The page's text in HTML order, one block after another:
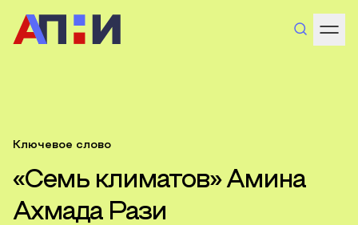
Ключевое слово
«Семь климатов» Амина
Ахмада Рази